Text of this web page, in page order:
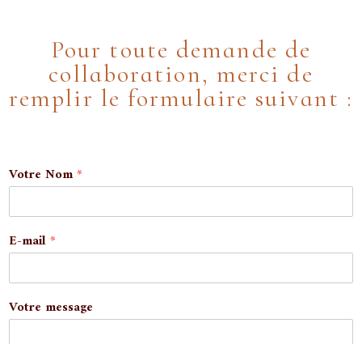
Pour toute demande de
collaboration, merci de
remplir le formulaire suivant :
Votre Nom*
N
o
V
o
t
E-mail*
Votre message